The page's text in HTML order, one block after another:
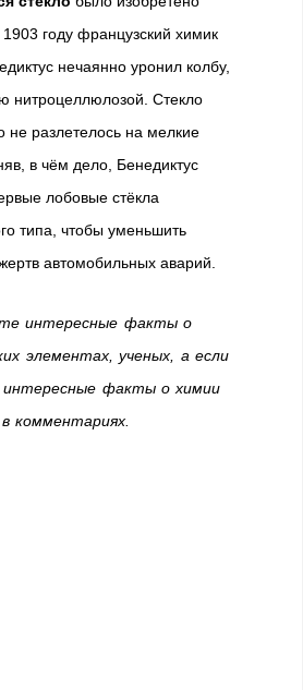
году французский химик
нечаянно уронил колбу,
нитроцеллюлозой. Стекло
не разлетелось на мелкие
в чём дело, Бенедиктус
лобовые стёкла
типа, чтобы уменьшить
автомобильных аварий.
интересные факты о
элементах, ученых, а если
факты о химии
комментариях.